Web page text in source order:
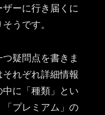
ーに行き届くに
うです。
疑問点を書きま
れぞれ詳細情報
に「種類」とい
プレミアム」の